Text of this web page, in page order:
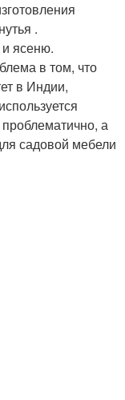
.
и ясеню.
в том, что
в Индии,
а
садовой мебели